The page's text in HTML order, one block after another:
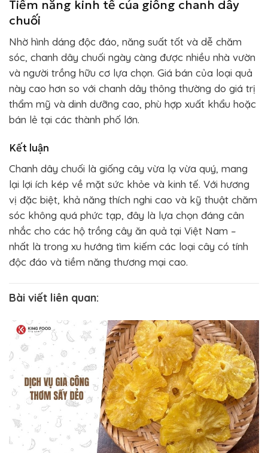
Tiềm năng kinh tế của giống chanh dây
chuối
Nhờ hình dáng độc đáo, năng suất tốt và dễ chăm
sóc, chanh dây chuối ngày càng được nhiều nhà vườn
và người trồng hữu cơ lựa chọn. Giá bán của loại quả
này cao hơn so với chanh dây thông thường do giá trị
thẩm mỹ và dinh dưỡng cao, phù hợp xuất khẩu hoặc
bán lẻ tại các thành phố lớn.
Kết luận
Chanh dây chuối là giống cây vừa lạ vừa quý, mang
lại lợi ích kép về mặt sức khỏe và kinh tế. Với hương
vị đặc biệt, khả năng thích nghi cao và kỹ thuật chăm
sóc không quá phức tạp, đây là lựa chọn đáng cân
nhắc cho các hộ trồng cây ăn quả tại Việt Nam –
nhất là trong xu hướng tìm kiếm các loại cây có tính
độc đáo và tiềm năng thương mại cao.
Bài viết liên quan: